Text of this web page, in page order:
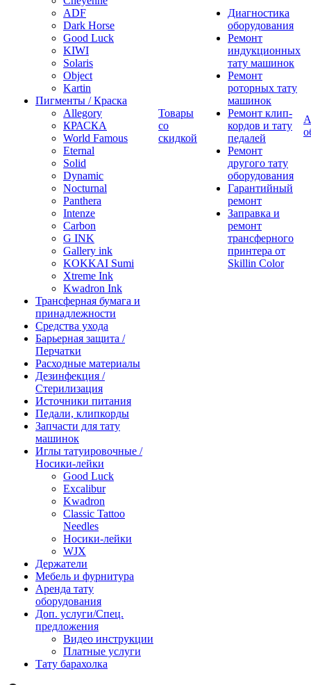
ADF
Dark Horse
Good Luck
KIWI
Solaris
Object
Kartin
Пигменты / Краска
Allegory
КРАСКА
World Famous
Eternal
Solid
Dynamic
Nocturnal
Panthera
Intenze
Carbon
G INK
Gallery ink
KOKKAI Sumi
Xtreme Ink
Kwadron Ink
Трансферная бумага и
принадлежности
Средства ухода
Барьерная защита /
Перчатки
Расходные материалы
Дезинфекция /
Стерилизация
Источники питания
Педали, клипкорды
Запчасти для тату
машинок
Иглы татуировочные /
Носики-лейки
Good Luck
Excalibur
Kwadron
Classic Tattoo
Needles
Носики-лейки
WJX
Держатели
Мебель и фурнитура
Аренда тату
оборудования
Доп. услуги/Спец.
предложения
Видео инструкции
Платные услуги
Тату барахолка
Товары
со
скидкой
Диагностика
оборудования
Ремонт
индукционных
тату машинок
Ремонт
роторных тату
машинок
Ремонт клип-
кордов и тату
педалей
Ремонт
другого тату
оборудования
Гарантийный
ремонт
Заправка и
ремонт
трансферного
принтера от
Skillin Color